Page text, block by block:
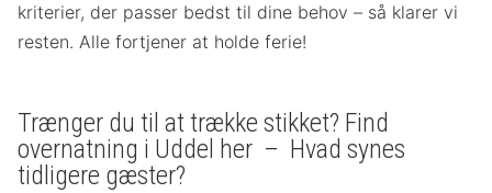
kriterier, der passer bedst til dine behov – så klarer vi
resten. Alle fortjener at holde ferie!
Trænger du til at trække stikket? Find
overnatning i Uddel her – Hvad synes
tidligere gæster?